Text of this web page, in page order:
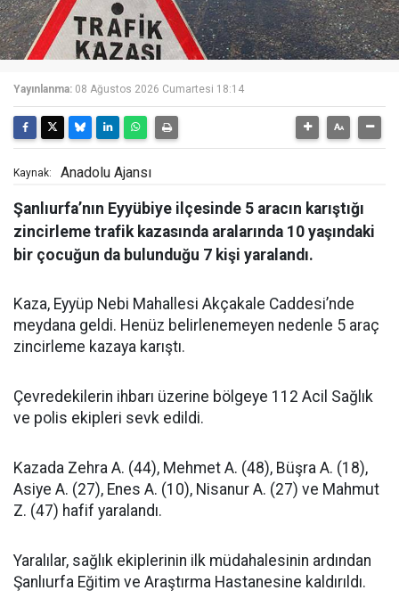
Yayınlanma: 08 Ağustos 2026 Cumartesi 18:14
Kaynak: Anadolu Ajansı
Şanlıurfa’nın Eyyübiye ilçesinde 5 aracın karıştığı
zincirleme trafik kazasında aralarında 10 yaşındaki
bir çocuğun da bulunduğu 7 kişi yaralandı.
Kaza, Eyyüp Nebi Mahallesi Akçakale Caddesi’nde
meydana geldi. Henüz belirlenemeyen nedenle 5 araç
zincirleme kazaya karıştı.
Çevredekilerin ihbarı üzerine bölgeye 112 Acil Sağlık
ve polis ekipleri sevk edildi.
Kazada Zehra A. (44), Mehmet A. (48), Büşra A. (18),
Asiye A. (27), Enes A. (10), Nisanur A. (27) ve Mahmut
Z. (47) hafif yaralandı.
Yaralılar, sağlık ekiplerinin ilk müdahalesinin ardından
Şanlıurfa Eğitim ve Araştırma Hastanesine kaldırıldı.